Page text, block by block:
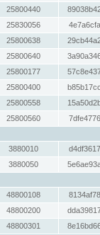
25800440
25830056
25800638
25800640
25800177
25800400
25800558
25800560
3880010
3880050
48800108
48800200
48800301